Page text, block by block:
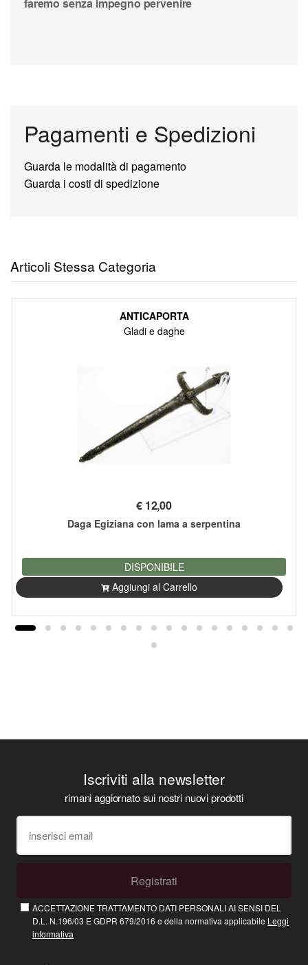
faremo senza impegno pervenire
Pagamenti e Spedizioni
Guarda le modalità di pagamento
Guarda i costi di spedizione
Articoli Stessa Categoria
ANTICAPORTA
Gladi e daghe
€ 12,00
Daga Egiziana con lama a serpentina
DISPONIBILE
Aggiungi al Carrello
Iscriviti alla newsletter
rimani aggiornato sui nostri nuovi prodotti
Registrati
ACCETTAZIONE TRATTAMENTO DATI PERSONALI AI SENSI DEL
D.L. N.196/03 E GDPR 679/2016 e della normativa applicabile Leggi
informativa